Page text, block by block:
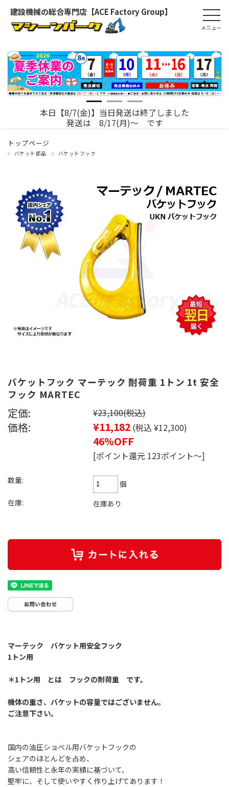
建設機械の総合専門店【ACE Factory Group】
本日【8/7(金)】当日発送は終了しました
発送は 8/17(月)～ です
トップページ
バケット部品 バケットフック
バケットフック マーテック 耐荷重 1トン 1t 安全
フック MARTEC
定価: ¥23,100(税込)
価格: ¥11,182 (税込 ¥12,300)
46%OFF
[ポイント還元 123ポイント～]
数量:
個
在庫:
在庫あり
マーテック バケット用安全フック
1トン用
＊1トン用 とは フックの耐荷重 です。
機体の重さ、バケットの容量ではございません。
ご注意下さい。
国内の油圧ショベル用バケットフックの
シェアのほとんどを占め、
高い信頼性と永年の実績に基づいて、
堅牢に、そして使いやすく作り上げてあります！